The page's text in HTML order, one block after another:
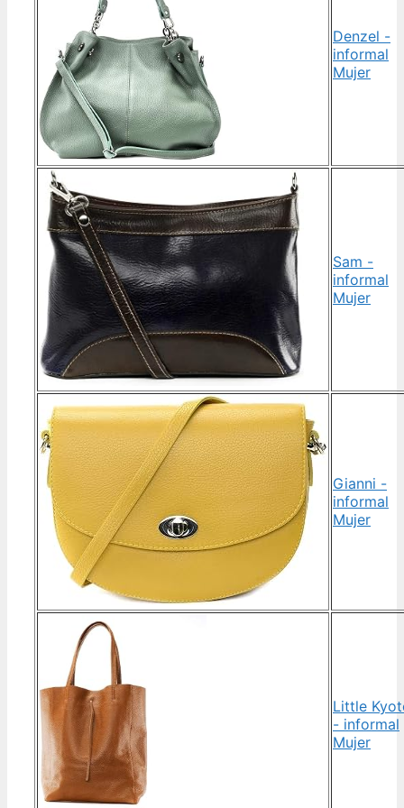
Denzel -
informal
Mujer
Sam -
informal
Mujer
Gianni -
informal
Mujer
Little
- informal
Mujer